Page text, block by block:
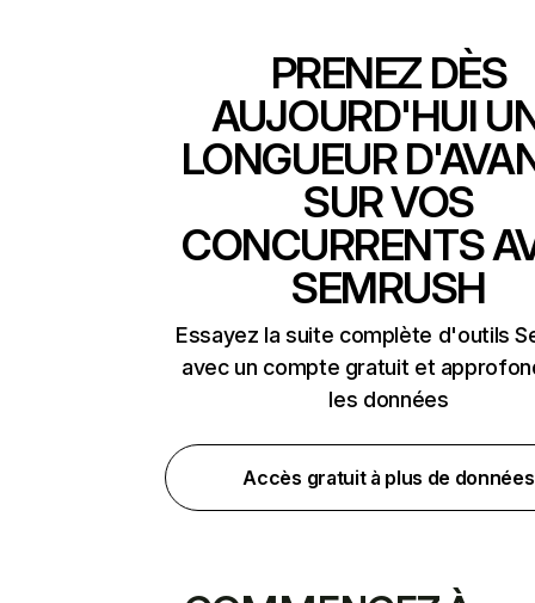
PRENEZ DÈS
AUJOURD'HUI
LONGUEUR
SUR VOS
CONCURRENTS
SEMRUSH
Essayez la suite complète d'outils
avec un compte gratuit et
les données
Accès gratuit à plus de données